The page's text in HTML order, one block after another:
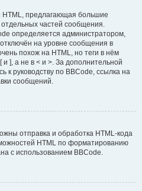
предлагающая большие
частей сообщения.
определяется администратором,
на уровне сообщения в
похож на HTML, но теги в нём
и ], а не в < и >. За дополнительной
к руководству по BBCode, ссылка на
сообщений.
отправка и обработка HTML-кода
HTML по форматированию
с использованием BBCode.